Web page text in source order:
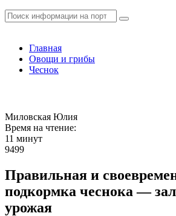
Главная
Овощи и грибы
Чеснок
Миловская Юлия
Время на чтение:
11 минут
9499
Правильная и
подкормка чеснока —
урожая